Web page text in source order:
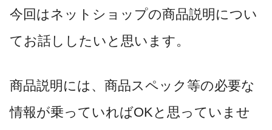
今回はネットショップの商品説明につい
てお話ししたいと思います。
商品説明には、商品スペック等の必要な
情報が乗っていればOKと思っていませ